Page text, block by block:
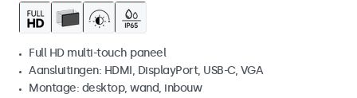
Full HD multi-touch paneel
Aansluitingen: HDMI, DisplayPort, USB-C, VGA
Montage: desktop, wand, inbouw